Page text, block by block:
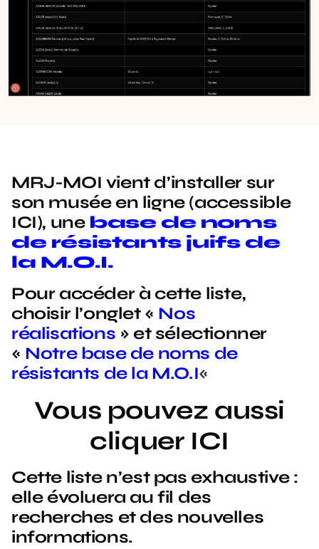
MRJ-MOI vient d’installer sur
son musée en ligne (accessible
ICI), une base de noms
de résistants juifs de
la M.O.I.
Pour accéder à cette liste,
choisir l’onglet « Nos
réalisations » et sélectionner
« Notre base de noms de
résistants de la M.O.I«
Vous pouvez aussi
cliquer ICI
Cette liste n’est pas exhaustive :
elle évoluera au fil des
recherches et des nouvelles
informations.